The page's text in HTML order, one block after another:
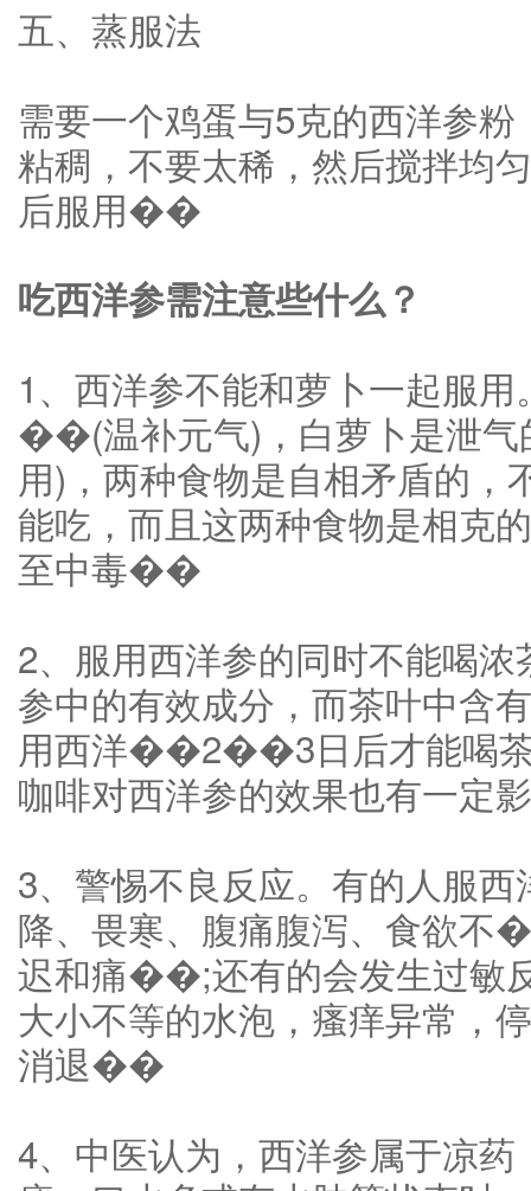
五、蒸服法
需要一个鸡蛋与5克的西洋参
粘稠，不要太稀，然后搅拌均
后服用��
吃西洋参需注意些什么？
1、西洋参不能和萝卜一起服
��(温补元气)，白萝卜是泄气
用)，两种食物是自相矛盾的，
能吃，而且这两种食物是相克
至中毒��
2、服用西洋参的同时不能喝
参中的有效成分，而茶叶中含
用西洋��2��3日后才能喝茶
咖啡对西洋参的效果也有一
3、警惕不良反应。有的人服
降、畏寒、腹痛腹泻、食欲
迟和痛��;还有的会发生过敏
大小不等的水泡，瘙痒异常，
消退��
4、中医认为，西洋参属于凉